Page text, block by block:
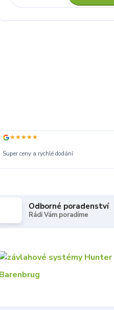
★★★★★
Super ceny a rychlé dodání
Odborné poradenství
Rádi Vám poradíme